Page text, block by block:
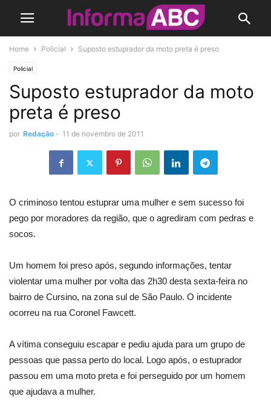
Home Policial Suposto estuprador da moto preta é preso
Policial
Suposto estuprador da moto
preta é preso
por Redação - 11 de novembro de 2011
O criminoso tentou estuprar uma mulher e sem sucesso foi
pego por moradores da região, que o agrediram com pedras e
socos.
Um homem foi preso após, segundo informações, tentar
violentar uma mulher por volta das 2h30 desta sexta-feira no
bairro de Cursino, na zona sul de São Paulo. O incidente
ocorreu na rua Coronel Fawcett.
A vítima conseguiu escapar e pediu ajuda para um grupo de
pessoas que passa perto do local. Logo após, o estuprador
passou em uma moto preta e foi perseguido por um homem
que ajudava a mulher.